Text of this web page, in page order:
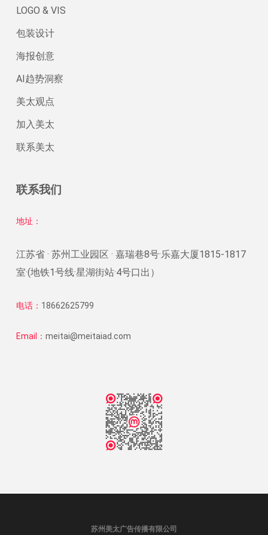
LOGO & VIS
包装设计
海报创意
AI趋势洞察
美太观点
加入美太
联系美太
联系我们
地址：
江苏省 · 苏州工业园区 · 嘉瑞巷8号·乐嘉大厦1815-1817
室·(地铁1号线·星湖街站·4号口出）
电话： 18662625799
Email： meitai@meitaiad.com
苏州美太广告传播有限公司